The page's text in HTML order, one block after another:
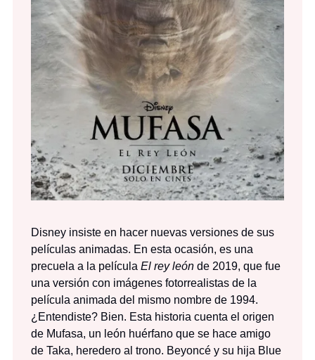
Disney insiste en hacer nuevas versiones de sus
películas animadas. En esta ocasión, es una
precuela a la película El rey león de 2019, que fue
una versión con imágenes fotorrealistas de la
película animada del mismo nombre de 1994.
¿Entendiste? Bien. Esta historia cuenta el origen
de Mufasa, un león huérfano que se hace amigo
de Taka, heredero al trono. Beyoncé y su hija Blue